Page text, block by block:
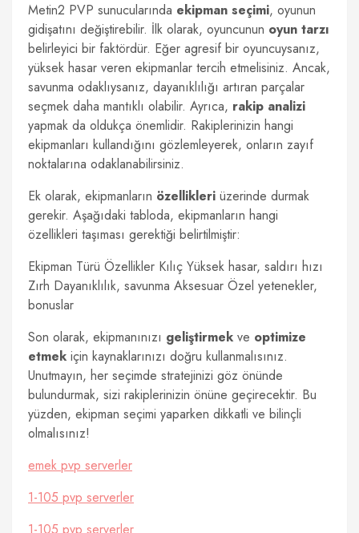
Metin2 PVP sunucularında ekipman seçimi, oyunun
gidişatını değiştirebilir. İlk olarak, oyuncunun oyun tarzı
belirleyici bir faktördür. Eğer agresif bir oyuncuysanız,
yüksek hasar veren ekipmanlar tercih etmelisiniz. Ancak,
savunma odaklıysanız, dayanıklılığı artıran parçalar
seçmek daha mantıklı olabilir. Ayrıca, rakip analizi
yapmak da oldukça önemlidir. Rakiplerinizin hangi
ekipmanları kullandığını gözlemleyerek, onların zayıf
noktalarına odaklanabilirsiniz.
Ek olarak, ekipmanların özellikleri üzerinde durmak
gerekir. Aşağıdaki tabloda, ekipmanların hangi
özellikleri taşıması gerektiği belirtilmiştir:
Ekipman Türü Özellikler Kılıç Yüksek hasar, saldırı hızı
Zırh Dayanıklılık, savunma Aksesuar Özel yetenekler,
bonuslar
Son olarak, ekipmanınızı geliştirmek ve optimize
etmek için kaynaklarınızı doğru kullanmalısınız.
Unutmayın, her seçimde stratejinizi göz önünde
bulundurmak, sizi rakiplerinizin önüne geçirecektir. Bu
yüzden, ekipman seçimi yaparken dikkatli ve bilinçli
olmalısınız!
emek pvp serverler
1-105 pvp serverler